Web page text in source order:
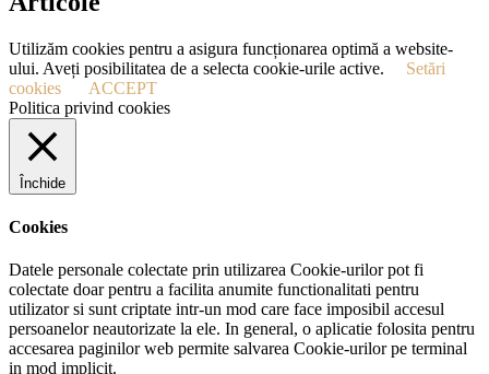
Utilizăm cookies pentru a asigura funcționarea optimă a website-
ului. Aveți posibilitatea de a selecta cookie-urile active.
Setări
cookies
ACCEPT
Politica privind cookies
Închide
Cookies
Datele personale colectate prin utilizarea Cookie-urilor pot fi
colectate doar pentru a facilita anumite functionalitati pentru
utilizator si sunt criptate intr-un mod care face imposibil accesul
persoanelor neautorizate la ele. In general, o aplicatie folosita pentru
accesarea paginilor web permite salvarea Cookie-urilor pe terminal
in mod implicit.